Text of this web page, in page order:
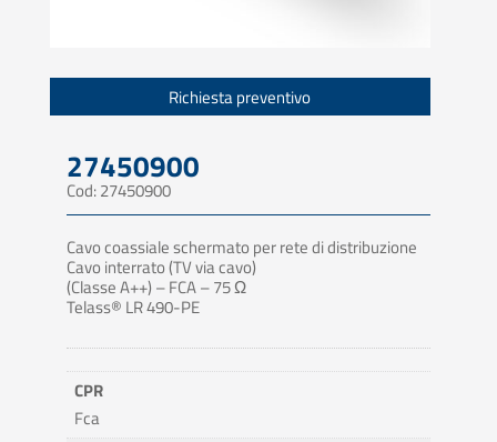
Richiesta preventivo
27450900
Cod: 27450900
Cavo coassiale schermato per rete di distribuzione
Cavo interrato (TV via cavo)
(Classe A++) – FCA – 75 Ω
Telass® LR 490-PE
CPR
Fca